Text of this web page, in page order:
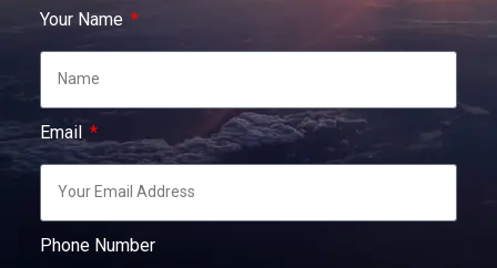
Your Name
Email
Phone Number